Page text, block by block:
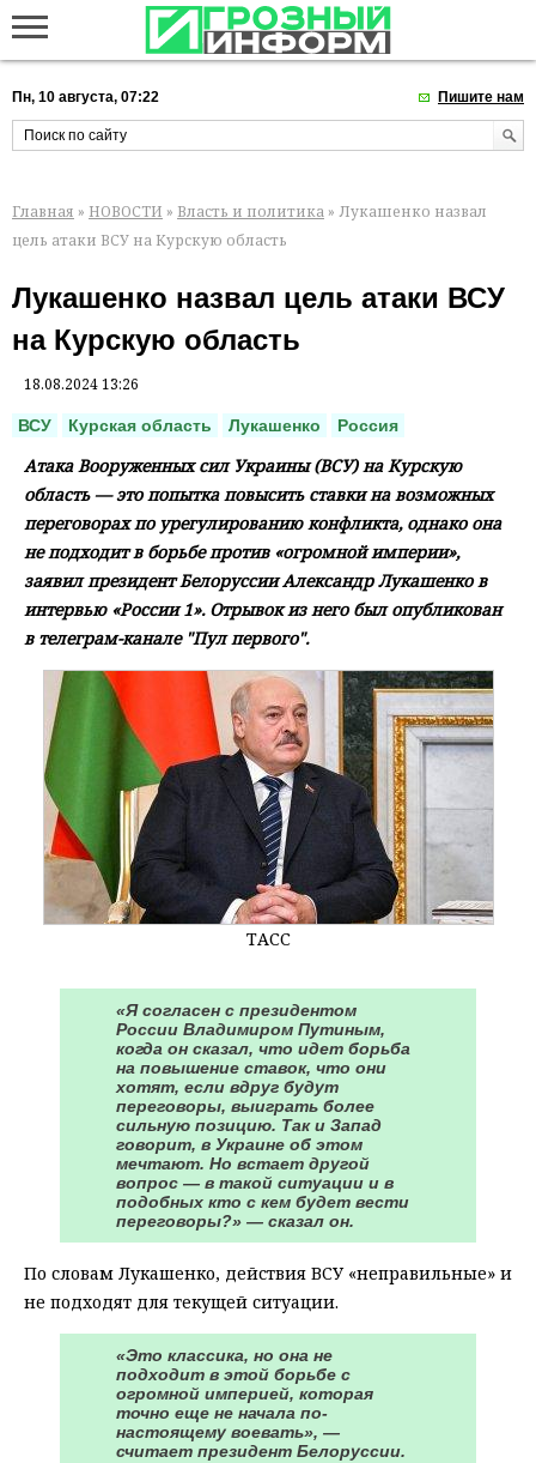
Пн, 10 августа, 07:22 Пишите нам
Главная » НОВОСТИ » Власть и политика » Лукашенко назвал
цель атаки ВСУ на Курскую область
Лукашенко назвал цель атаки ВСУ
на Курскую область
18.08.2024 13:26
ВСУ Курская область Лукашенко Россия
Атака Вооруженных сил Украины (ВСУ) на Курскую
область — это попытка повысить ставки на возможных
переговорах по урегулированию конфликта, однако она
не подходит в борьбе против «огромной империи»,
заявил президент Белоруссии Александр Лукашенко в
интервью «России 1». Отрывок из него был опубликован
в телеграм-канале "Пул первого".
ТАСС
«Я согласен с президентом
России Владимиром Путиным,
когда он сказал, что идет борьба
на повышение ставок, что они
хотят, если вдруг будут
переговоры, выиграть более
сильную позицию. Так и Запад
говорит, в Украине об этом
мечтают. Но встает другой
вопрос — в такой ситуации и в
подобных кто с кем будет вести
переговоры?» — сказал он.
По словам Лукашенко, действия ВСУ «неправильные» и
не подходят для текущей ситуации.
«Это классика, но она не
подходит в этой борьбе с
огромной империей, которая
точно еще не начала по-
настоящему воевать», —
считает президент Белоруссии.